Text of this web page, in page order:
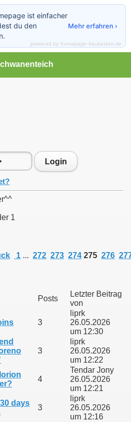
Login
1
1 ... 272 273 274 275 276
Posts
Letzter Beitrag
von
3
liprk
26.05.2026
um 12:30
3
liprk
26.05.2026
um 12:22
4
Tendar Jony
26.05.2026
um 12:21
days
3
liprk
26.05.2026
um 12:16
ist einfacher
du den
Mehr erfahren ›
powered by homepage-baukasten.de